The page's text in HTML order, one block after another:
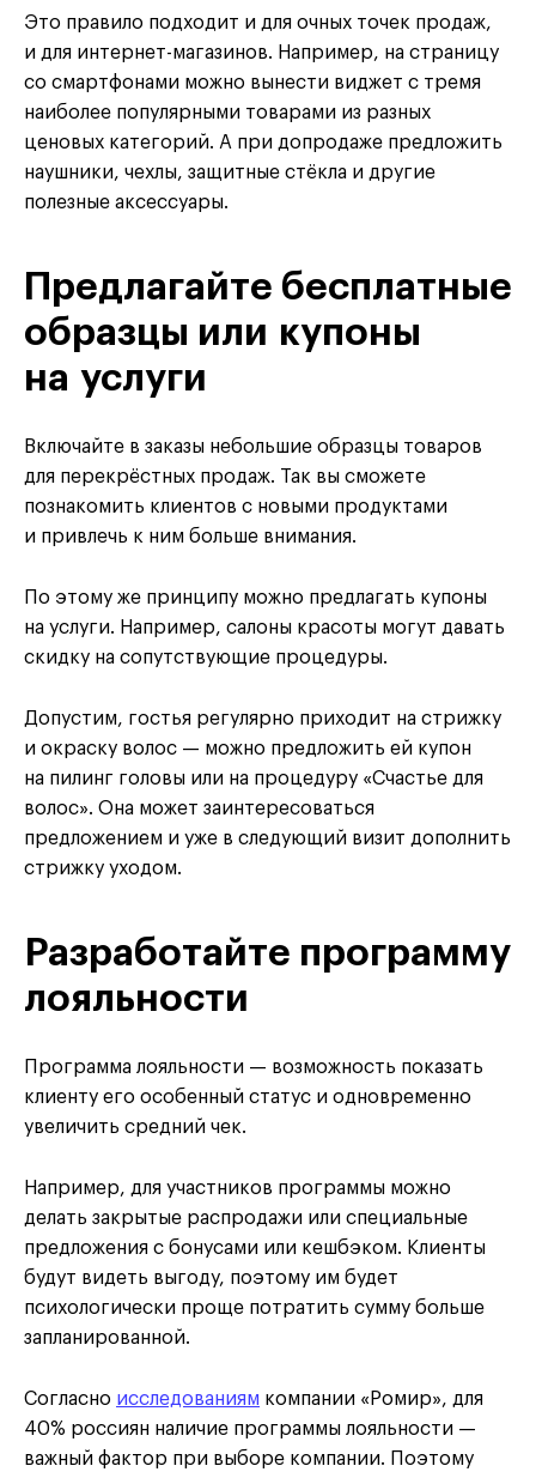
Это правило подходит и для очных точек продаж,
и для интернет-магазинов. Например, на страницу
со смартфонами можно вынести виджет с тремя
наиболее популярными товарами из разных
ценовых категорий. А при допродаже предложить
наушники, чехлы, защитные стёкла и другие
полезные аксессуары.
Предлагайте бесплатные
образцы или купоны
на услуги
Включайте в заказы небольшие образцы товаров
для перекрёстных продаж. Так вы сможете
познакомить клиентов с новыми продуктами
и привлечь к ним больше внимания.
По этому же принципу можно предлагать купоны
на услуги. Например, салоны красоты могут давать
скидку на сопутствующие процедуры.
Допустим, гостья регулярно приходит на стрижку
и окраску волос — можно предложить ей купон
на пилинг головы или на процедуру «Счастье для
волос». Она может заинтересоваться
предложением и уже в следующий визит дополнить
стрижку уходом.
Разработайте программу
лояльности
Программа лояльности — возможность показать
клиенту его особенный статус и одновременно
увеличить средний чек.
Например, для участников программы можно
делать закрытые распродажи или специальные
предложения с бонусами или кешбэком. Клиенты
будут видеть выгоду, поэтому им будет
психологически проще потратить сумму больше
запланированной.
Согласно исследованиям компании «Ромир», для
40% россиян наличие программы лояльности —
важный фактор при выборе компании. Поэтому